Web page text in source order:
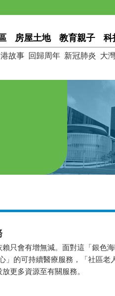
房屋土地 教育親子 科
故事 回歸周年 新冠肺炎 大
只會有增無減。面對這「銀色
」的可持續醫療服務，「社區老
更多資源至有關服務。